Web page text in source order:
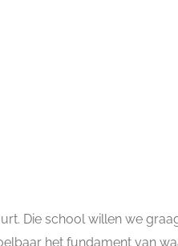
Die school willen we
het fundament van